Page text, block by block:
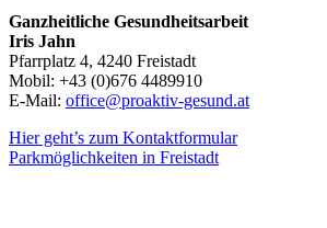
Ganzheitliche Gesundheitsarbeit
Iris Jahn
Pfarrplatz 4, 4240 Freistadt
Mobil: +43 (0)676 4489910
E-Mail: office@proaktiv-gesund.at
Hier geht’s zum Kontaktformular
Parkmöglichkeiten in Freistadt